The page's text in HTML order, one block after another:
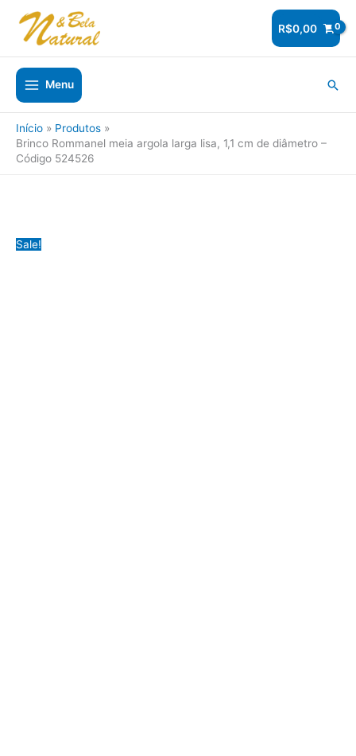
para
conteúdo
R$0,00
Menu
Início
Produtos
Brinco Rommanel meia argola larga lisa, 1,1 cm de diâmetro –
Código 524526
Sale!